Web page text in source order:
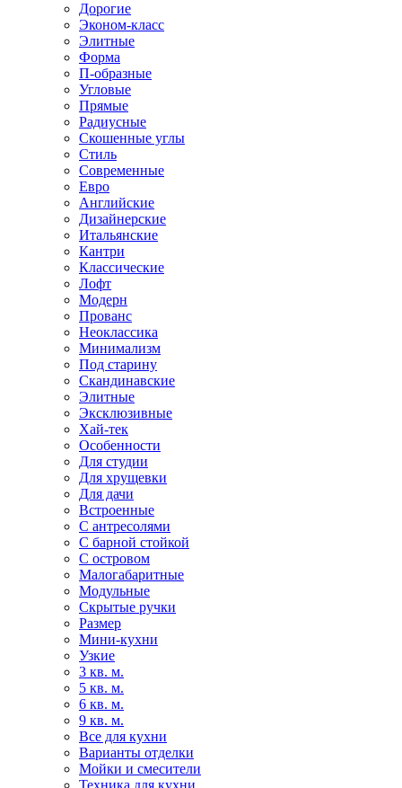
Дорогие
Эконом-класс
Элитные
Форма
П-образные
Угловые
Прямые
Радиусные
Скошенные углы
Стиль
Современные
Евро
Английские
Дизайнерские
Итальянские
Кантри
Классические
Лофт
Модерн
Прованс
Неоклассика
Минимализм
Под старину
Скандинавские
Элитные
Эксклюзивные
Хай-тек
Особенности
Для студии
Для хрущевки
Для дачи
Встроенные
С антресолями
С барной стойкой
С островом
Малогабаритные
Модульные
Скрытые ручки
Размер
Мини-кухни
Узкие
3 кв. м.
5 кв. м.
6 кв. м.
9 кв. м.
Все для кухни
Варианты отделки
Мойки и смесители
Техника для кухни